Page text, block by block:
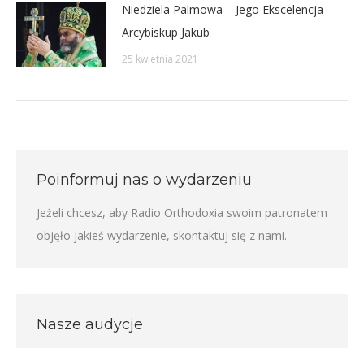
Niedziela Palmowa – Jego Ekscelencja
Arcybiskup Jakub
25 kwietnia 2021
Poinformuj nas o wydarzeniu
Jeżeli chcesz, aby Radio Orthodoxia swoim patronatem
objęło jakieś wydarzenie, skontaktuj się z nami.
Nasze audycje